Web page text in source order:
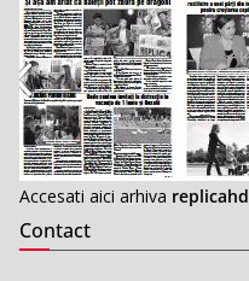
Accesati aici arhiva replicahd
Contact